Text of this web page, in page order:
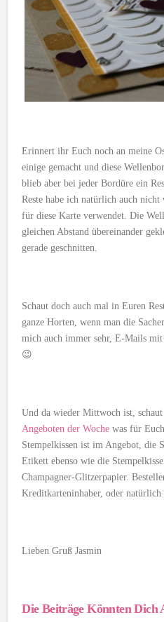
Erinnert ihr Euch noch an meine
einige gemacht und diese
blieb aber bei jeder Bordüre ein
Reste habe ich natürlich auch nicht
für diese Karte verwendet. Die
gleichen Abstand übereinander
gerade geschnitten.
Schaut doch auch mal in Euren
ganze Horten, wenn man die
mich auch immer sehr, E-Mails
😉
Und da wieder Mittwoch ist,
Angeboten der Woche was für
Stempelkissen ist im Angebot, die
Etikett ebenso wie die
Champagner-Glitzerpapier.
Kreditkarteninhaber, oder natürlich
Lieben Gruß Jasmin
Die Beiträge Könnten Dich